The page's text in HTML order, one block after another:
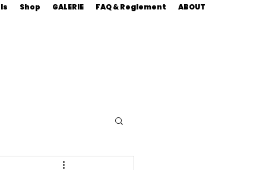
Shop GALERIE FAQ & Reglement ABOUT